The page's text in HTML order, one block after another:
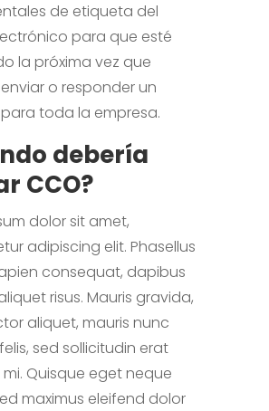
de etiqueta del
para que esté
la próxima vez que
o responder un
toda la empresa.
debería
CCO?
dolor sit amet,
adipiscing elit. Phasellus
consequat, dapibus
risus. Mauris gravida,
aliquet, mauris nunc
sed sollicitudin erat
Quisque eget neque
maximus eleifend dolor